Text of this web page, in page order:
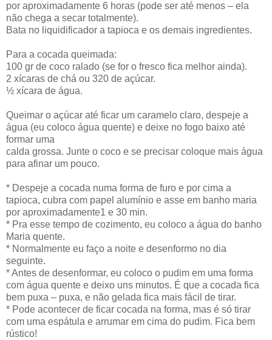
por aproximadamente 6 horas (pode ser até menos – ela
não chega a secar totalmente).
Bata no liquidificador a tapioca e os demais ingredientes.
Para a cocada queimada:
100 gr de coco ralado (se for o fresco fica melhor ainda).
2 xícaras de chá ou 320 de açúcar.
½ xícara de água.
Queimar o açúcar até ficar um caramelo claro, despeje a
água (eu coloco água quente) e deixe no fogo baixo até
formar uma
calda grossa. Junte o coco e se precisar coloque mais água
para afinar um pouco.
* Despeje a cocada numa forma de furo e por cima a
tapioca, cubra com papel alumínio e asse em banho maria
por aproximadamente1 e 30 min.
* Pra esse tempo de cozimento, eu coloco a água do banho
Maria quente.
* Normalmente eu faço a noite e desenformo no dia
seguinte.
* Antes de desenformar, eu coloco o pudim em uma forma
com água quente e deixo uns minutos. É que a cocada fica
bem puxa – puxa, e não gelada fica mais fácil de tirar.
* Pode acontecer de ficar cocada na forma, mas é só tirar
com uma espátula e arrumar em cima do pudim. Fica bem
rústico!